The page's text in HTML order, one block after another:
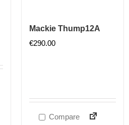
Mackie Thump12A
€290.00
Compare